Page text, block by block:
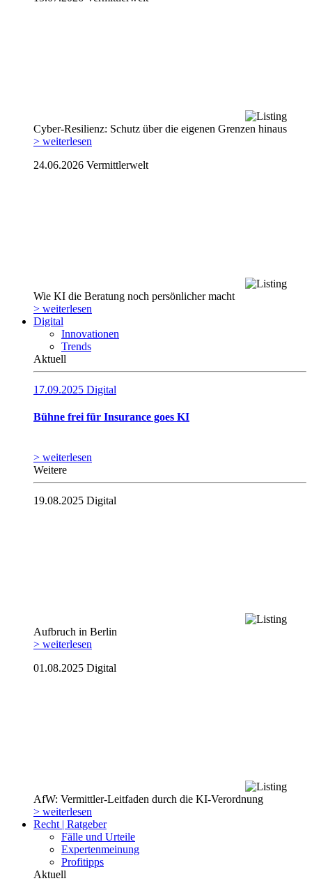
Cyber-Resilienz: Schutz über die eigenen Grenzen hinaus
> weiterlesen
24.06.2026 Vermittlerwelt
Wie KI die Beratung noch persönlicher macht
> weiterlesen
Digital
Innovationen
Trends
Aktuell
17.09.2025 Digital
Bühne frei für Insurance goes KI
> weiterlesen
Weitere
19.08.2025 Digital
Aufbruch in Berlin
> weiterlesen
01.08.2025 Digital
AfW: Vermittler-Leitfaden durch die KI-Verordnung
> weiterlesen
Recht | Ratgeber
Fälle und Urteile
Expertenmeinung
Profitipps
Aktuell